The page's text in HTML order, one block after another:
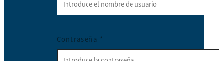
Contraseña *